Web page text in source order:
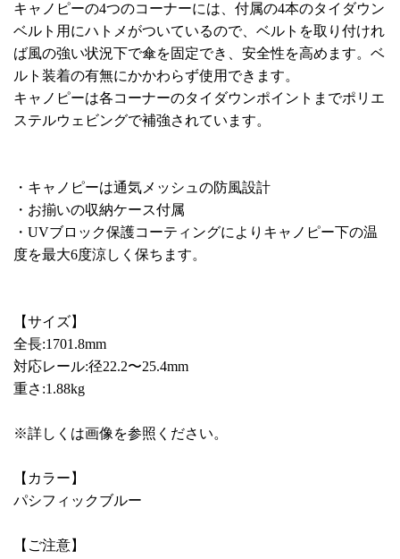
キャノピーの4つのコーナーには、付属の4本のタイダウン
ベルト用にハトメがついているので、ベルトを取り付けれ
ば風の強い状況下で傘を固定でき、安全性を高めます。ベ
ルト装着の有無にかかわらず使用できます。
キャノピーは各コーナーのタイダウンポイントまでポリエ
ステルウェビングで補強されています。
・キャノピーは通気メッシュの防風設計
・お揃いの収納ケース付属
・UVブロック保護コーティングによりキャノピー下の温
度を最大6度涼しく保ちます。
【サイズ】
全長:1701.8mm
対応レール:径22.2〜25.4mm
重さ:1.88kg
※詳しくは画像を参照ください。
【カラー】
パシフィックブルー
【ご注意】